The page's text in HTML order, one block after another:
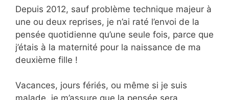
Depuis 2012, sauf problème technique majeur à
une ou deux reprises, je n’ai raté l’envoi de la
pensée quotidienne qu’une seule fois, parce que
j’étais à la maternité pour la naissance de ma
deuxième fille !
Vacances, jours fériés, ou même si je suis
malade, je m’assure que la pensée sera